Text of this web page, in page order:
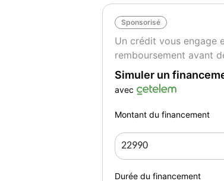
Sponsorisé
Un crédit vous engage
remboursement avant
Simuler un
avec
Montant du financement
Durée du financement